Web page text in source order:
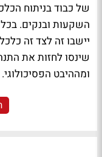
של כבוד בניתוח
השקעות ובנקים.
יישבו זה לצד זה
שינסו לחזות את
ומההיבט הפסיכולוגי.